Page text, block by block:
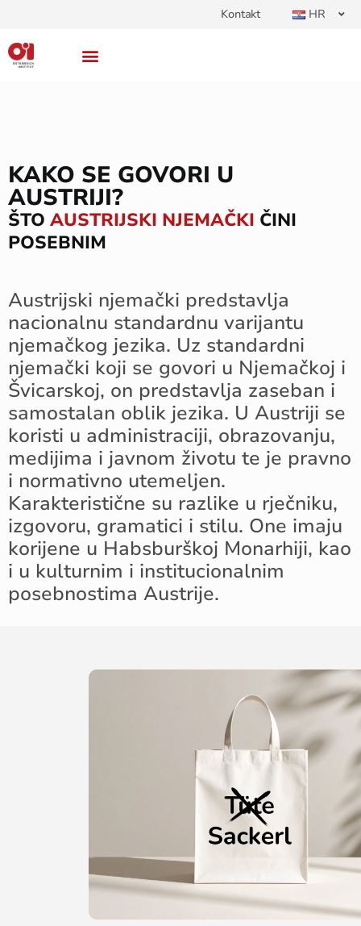
Kontakt HR
KAKO SE GOVORI U
AUSTRIJI?
ŠTO AUSTRIJSKI NJEMAČKI ČINI
POSEBNIM
Austrijski njemački predstavlja
nacionalnu standardnu varijantu
njemačkog jezika. Uz standardni
njemački koji se govori u Njemačkoj i
Švicarskoj, on predstavlja zaseban i
samostalan oblik jezika. U Austriji se
koristi u administraciji, obrazovanju,
medijima i javnom životu te je pravno
i normativno utemeljen.
Karakteristične su razlike u rječniku,
izgovoru, gramatici i stilu. One imaju
korijene u Habsburškoj Monarhiji, kao
i u kulturnim i institucionalnim
posebnostima Austrije.